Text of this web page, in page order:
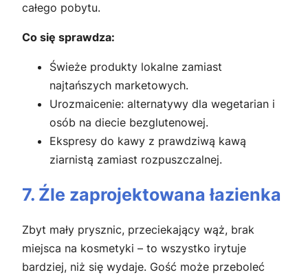
całego pobytu.
Co się sprawdza:
Świeże produkty lokalne zamiast
najtańszych marketowych.
Urozmaicenie: alternatywy dla wegetarian i
osób na diecie bezglutenowej.
Ekspresy do kawy z prawdziwą kawą
ziarnistą zamiast rozpuszczalnej.
7. Źle zaprojektowana łazienka
Zbyt mały prysznic, przeciekający wąż, brak
miejsca na kosmetyki – to wszystko irytuje
bardziej, niż się wydaje. Gość może przeboleć